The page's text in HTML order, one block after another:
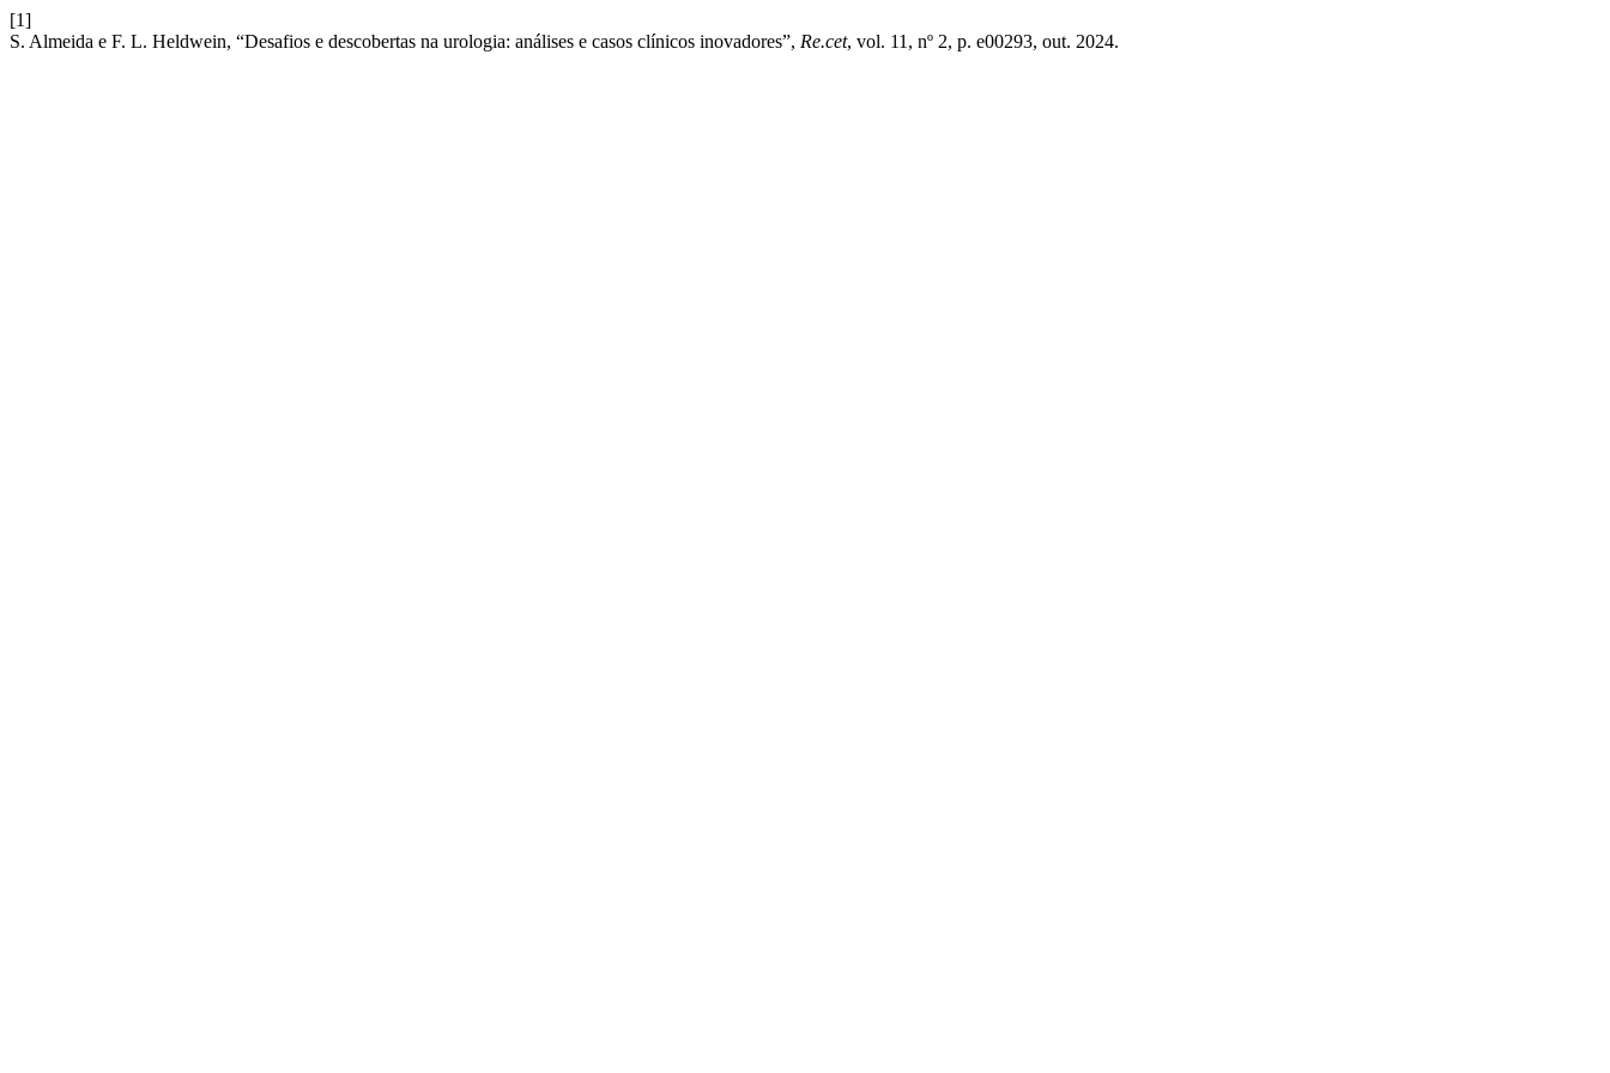
[1]
S. Almeida e F. L. Heldwein, “Desafios e descobertas na urologia: análises e casos clínicos inovadores”, Re.cet, vol. 11, nº 2, p. e00293, out. 2024.